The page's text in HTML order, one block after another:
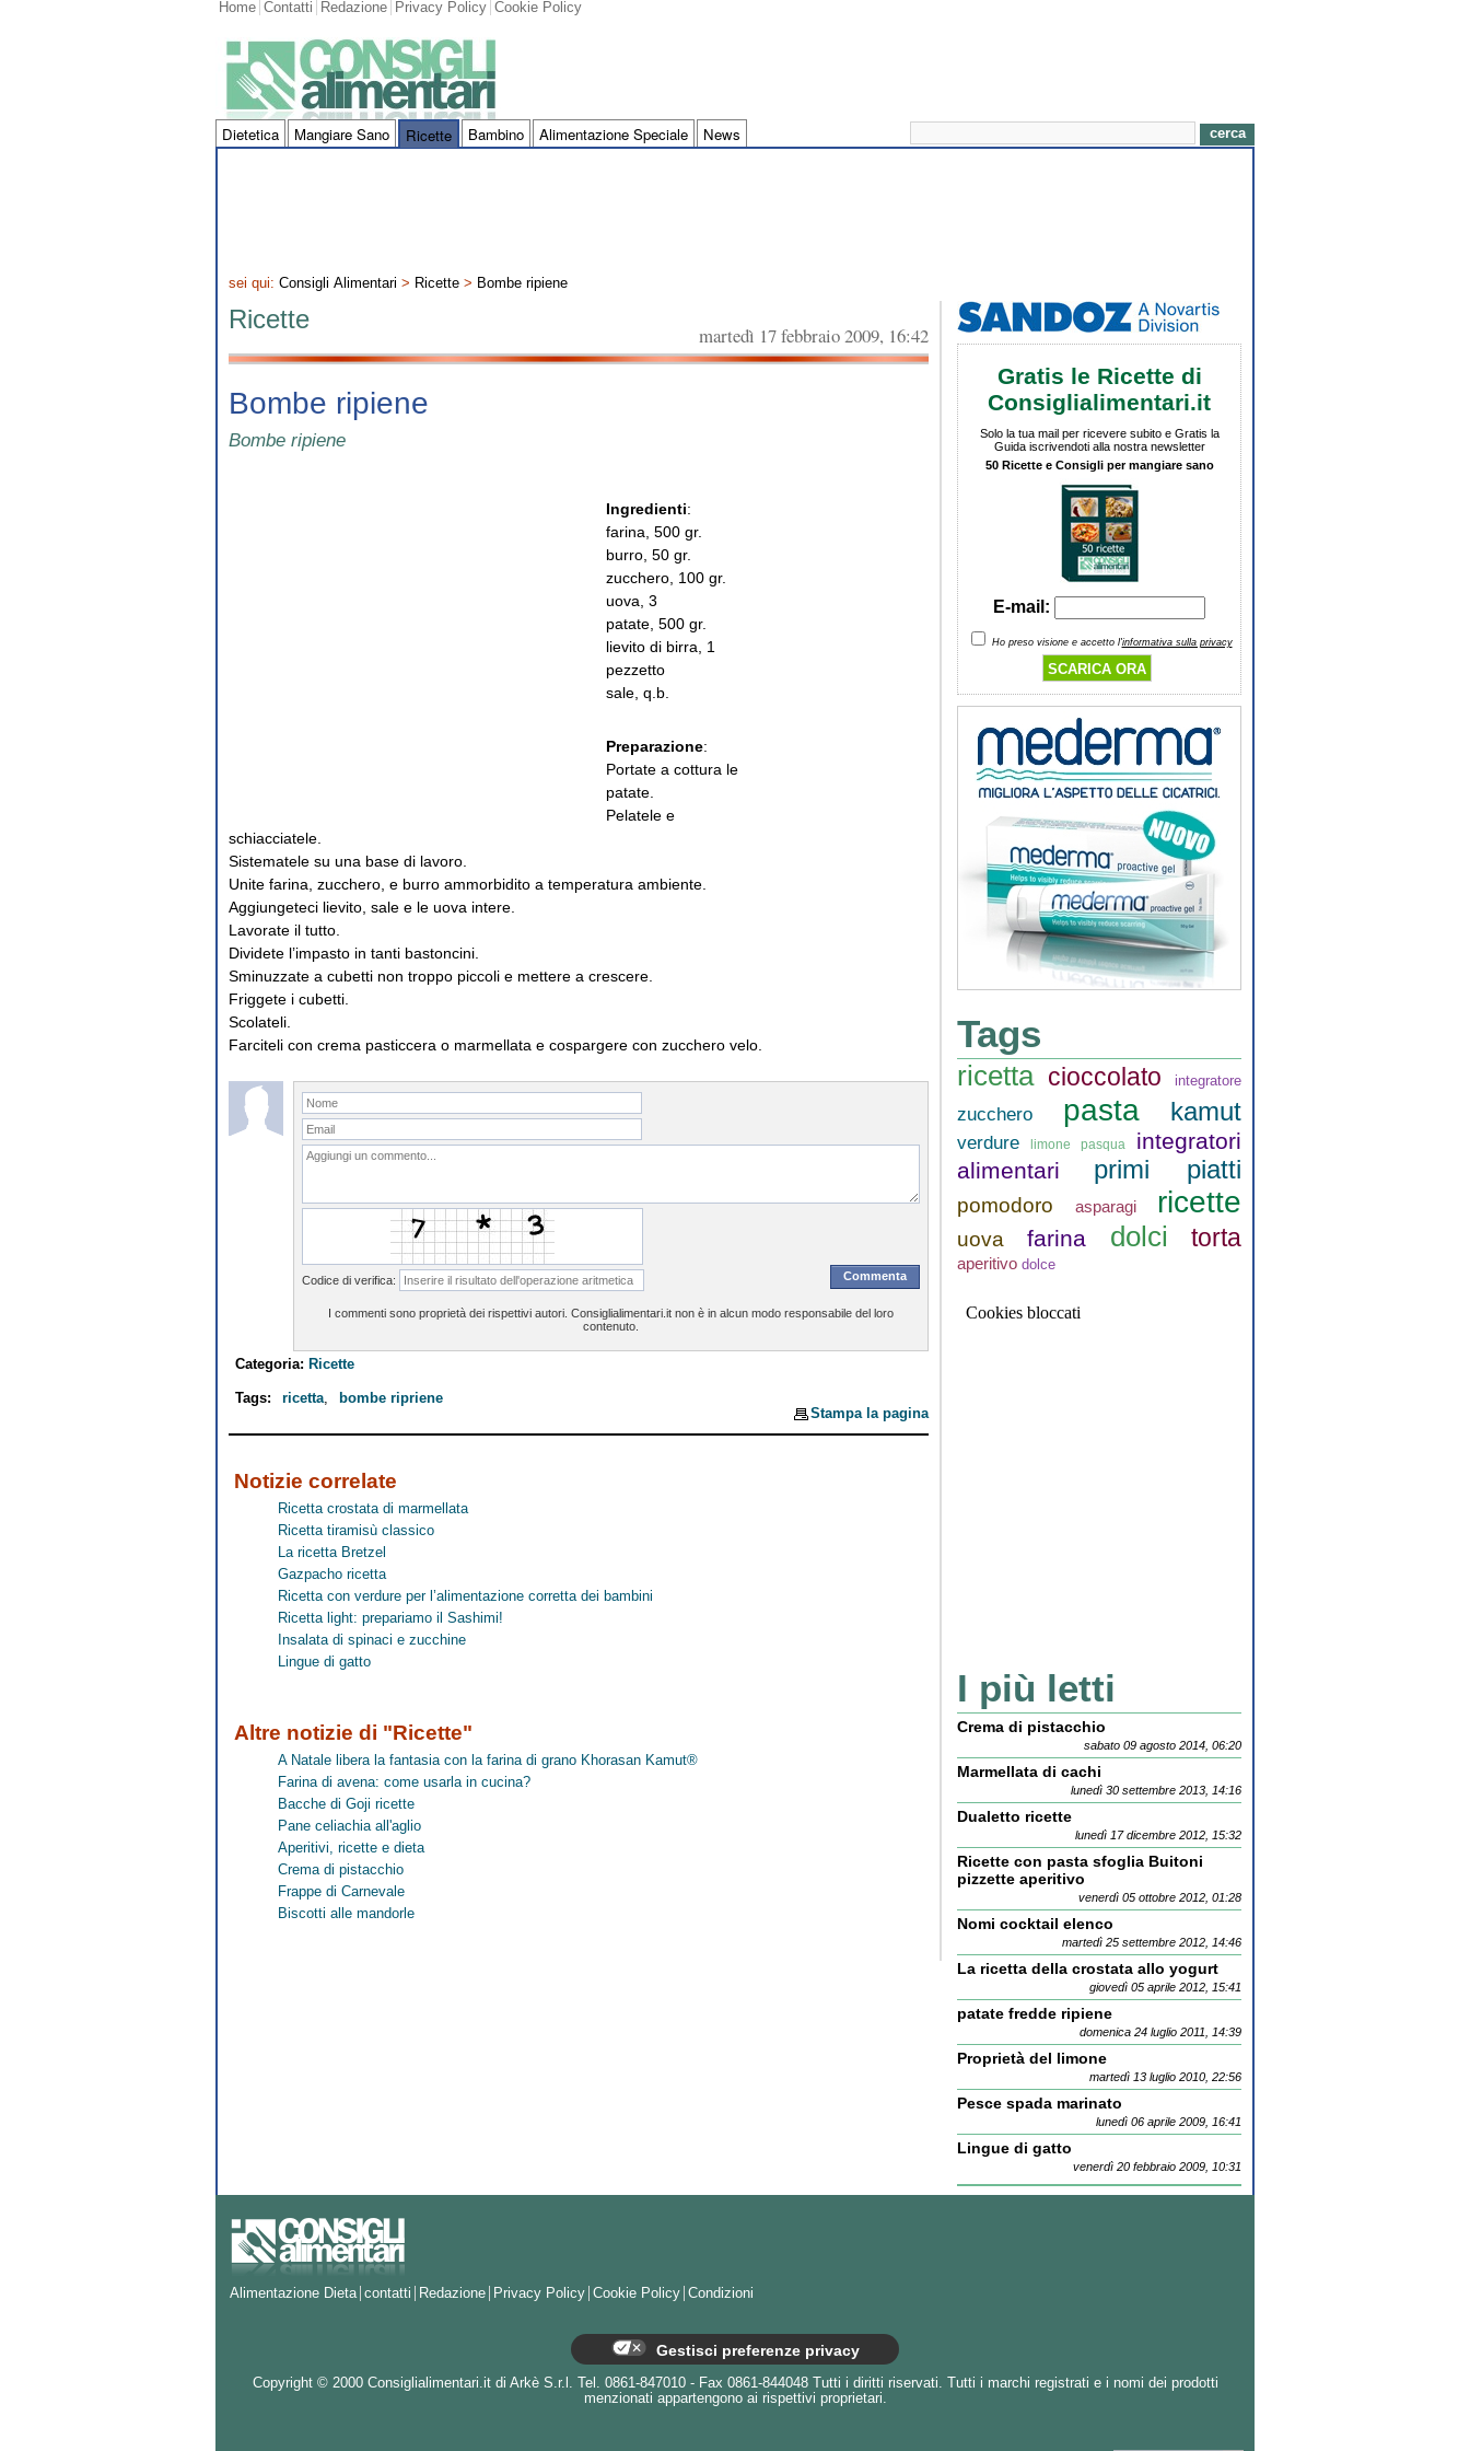
Home Contatti Redazione Privacy Policy Cookie Policy
Dietetica Mangiare Sano Ricette Bambino Alimentazione Speciale News
sei qui: Consigli Alimentari > Ricette > Bombe ripiene
Ricette
martedì 17 febbraio 2009, 16:42
Bombe ripiene
Bombe ripiene
Ingredienti:
farina, 500 gr.
burro, 50 gr.
zucchero, 100 gr.
uova, 3
patate, 500 gr.
lievito di birra, 1
pezzetto
sale, q.b.
Preparazione:
Portate a cottura le
patate.
Pelatele e
schiacciatele.
Sistematele su una base di lavoro.
Unite farina, zucchero, e burro ammorbidito a temperatura ambiente.
Aggiungeteci lievito, sale e le uova intere.
Lavorate il tutto.
Dividete l’impasto in tanti bastoncini.
Sminuzzate a cubetti non troppo piccoli e mettere a crescere.
Friggete i cubetti.
Scolateli.
Farciteli con crema pasticcera o marmellata e cospargere con zucchero velo.
Codice di verifica:
I commenti sono proprietà dei rispettivi autori. Consiglialimentari.it non è in alcun modo responsabile del loro
contenuto.
Categoria: Ricette
Tags: ricetta, bombe ripriene
Stampa la pagina
Notizie correlate
Ricetta crostata di marmellata
Ricetta tiramisù classico
La ricetta Bretzel
Gazpacho ricetta
Ricetta con verdure per l’alimentazione corretta dei bambini
Ricetta light: prepariamo il Sashimi!
Insalata di spinaci e zucchine
Lingue di gatto
Altre notizie di "Ricette"
A Natale libera la fantasia con la farina di grano Khorasan Kamut®
Farina di avena: come usarla in cucina?
Bacche di Goji ricette
Pane celiachia all'aglio
Aperitivi, ricette e dieta
Crema di pistacchio
Frappe di Carnevale
Biscotti alle mandorle
Gratis le Ricette di
Consiglialimentari.it
Solo la tua mail per ricevere subito e Gratis la
Guida iscrivendoti alla nostra newsletter
50 Ricette e Consigli per mangiare sano
E-mail:
Ho preso visione e accetto l'informativa sulla privacy
Tags
ricetta cioccolato integratore
zucchero pasta kamut
verdure limone pasqua
integratori
alimentari
primi piatti
pomodoro asparagi ricette
uova farina dolci torta
aperitivo dolce
I più letti
Crema di pistacchio
sabato 09 agosto 2014, 06:20
Marmellata di cachi
lunedì 30 settembre 2013, 14:16
Dualetto ricette
lunedì 17 dicembre 2012, 15:32
Ricette con pasta sfoglia Buitoni
pizzette aperitivo
venerdì 05 ottobre 2012, 01:28
Nomi cocktail elenco
martedì 25 settembre 2012, 14:46
La ricetta della crostata allo yogurt
giovedì 05 aprile 2012, 15:41
patate fredde ripiene
domenica 24 luglio 2011, 14:39
Proprietà del limone
martedì 13 luglio 2010, 22:56
Pesce spada marinato
lunedì 06 aprile 2009, 16:41
Lingue di gatto
venerdì 20 febbraio 2009, 10:31
Alimentazione Dieta contatti Redazione Privacy Policy Cookie Policy Condizioni
Gestisci preferenze privacy
Copyright © 2000 Consiglialimentari.it di Arkè S.r.l. Tel. 0861-847010 - Fax 0861-844048 Tutti i diritti riservati. Tutti i marchi registrati e i nomi dei prodotti
menzionati appartengono ai rispettivi proprietari.